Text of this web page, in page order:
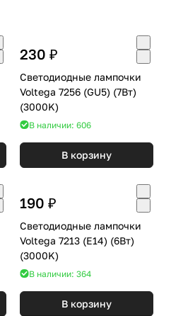
230 ₽
Светодиодные лампочки
Voltega 7256 (GU5) (7Вт)
(3000K)
В наличии: 606
В корзину
190 ₽
Светодиодные лампочки
Voltega 7213 (E14) (6Вт)
(3000K)
В наличии: 364
В корзину